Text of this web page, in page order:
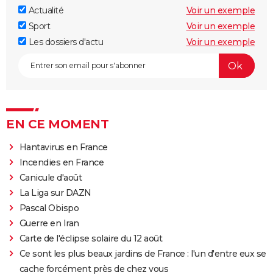
Actualité
Voir un exemple
Sport
Voir un exemple
Les dossiers d'actu
Voir un exemple
EN CE MOMENT
Hantavirus en France
Incendies en France
Canicule d'août
La Liga sur DAZN
Pascal Obispo
Guerre en Iran
Carte de l'éclipse solaire du 12 août
Ce sont les plus beaux jardins de France : l'un d'entre eux se
cache forcément près de chez vous